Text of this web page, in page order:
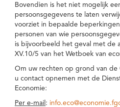
Bovendien is het niet mogelijk
persoonsgegevens te laten
voorziet in bepaalde
personen van wie
is bijvoorbeeld het geval met de
XV.10/5 van het Wetboek van
Om uw rechten op grond van de
u contact opnemen met de
Economie:
Per e-mail :